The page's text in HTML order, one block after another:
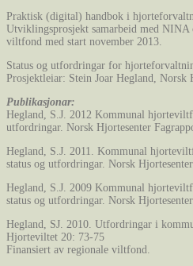
Praktisk (digital) handbok i
Utviklingsprosjekt samarbeid med
viltfond med start november 2013.
Status og utfordringar for
Prosjektleiar: Stein Joar Hegland, Norsk
Publikasjonar:
Hegland, S.J. 2012 Kommunal
utfordringar. Norsk Hjortesenter
Hegland, S.J. 2011. Kommunal
status og utfordringar. Norsk
Hegland, S.J. 2009 Kommunal
status og utfordringar. Norsk
Hegland, SJ. 2010. Utfordringar i
Hjorteviltet 20: 73-75
Finansiert av regionale viltfond.